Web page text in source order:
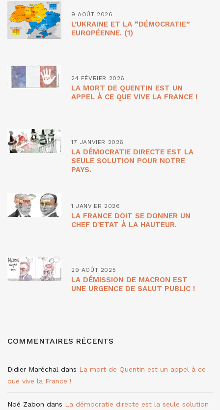
9 AOÛT 2026
L’UKRAINE ET LA “DÉMOCRATIE”
EUROPÉENNE. (1)
24 FÉVRIER 2026
LA MORT DE QUENTIN EST UN
APPEL À CE QUE VIVE LA FRANCE !
17 JANVIER 2026
LA DÉMOCRATIE DIRECTE EST LA
SEULE SOLUTION POUR NOTRE
PAYS.
1 JANVIER 2026
LA FRANCE DOIT SE DONNER UN
CHEF D’ETAT À LA HAUTEUR.
29 AOÛT 2025
LA DÉMISSION DE MACRON EST
UNE URGENCE DE SALUT PUBLIC !
COMMENTAIRES RÉCENTS
Didier Maréchal dans La mort de Quentin est un appel à ce
que vive la France !
Noé Zabon dans La démocratie directe est la seule solution